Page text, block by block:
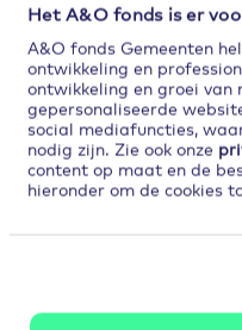
Het A&O fonds is er
A&O fonds Gemeenten
ontwikkeling en
ontwikkeling en groei van
gepersonaliseerde
social mediafuncties,
nodig zijn. Zie ook onze
content op maat en de
hieronder om de cookies
‘Fijne afwisseling
‘Leuk om op een
bezig te zijn’
‘Fijn om
ontmoeten’